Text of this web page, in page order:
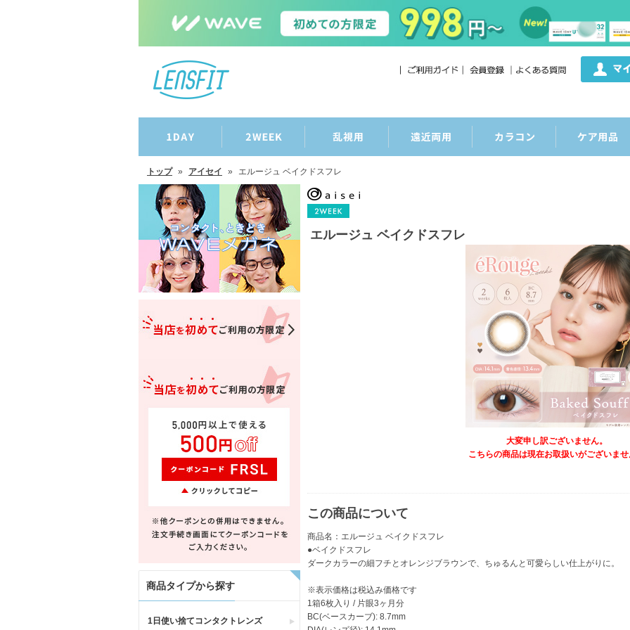
トップ » アイセイ » エルージュ ベイクドスフレ
商品タイプから探す
1日使い捨てコンタクトレンズ
エルージュ ベイクドスフレ
大変申し訳ございません。
こちらの商品は現在お取扱いがございま
この商品について
商品名：エルージュ ベイクドスフレ
●ベイクドスフレ
ダークカラーの細フチとオレンジブラウンで、ちゅるんと可愛らしい仕上がりに。
※表示価格は税込み価格です
1箱6枚入り / 片眼3ヶ月分
BC(ベースカーブ): 8.7mm